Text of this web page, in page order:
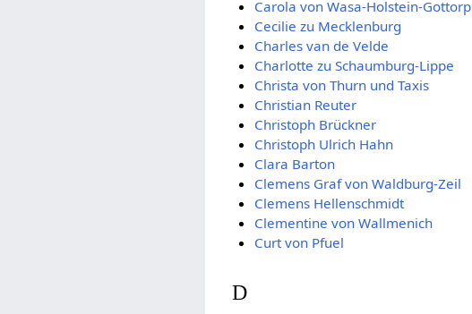
Carola von Wasa-Holstein-Gottorp
Cecilie zu Mecklenburg
Charles van de Velde
Charlotte zu Schaumburg-Lippe
Christa von Thurn und Taxis
Christian Reuter
Christoph Brückner
Christoph Ulrich Hahn
Clara Barton
Clemens Graf von Waldburg-Zeil
Clemens Hellenschmidt
Clementine von Wallmenich
Curt von Pfuel
D